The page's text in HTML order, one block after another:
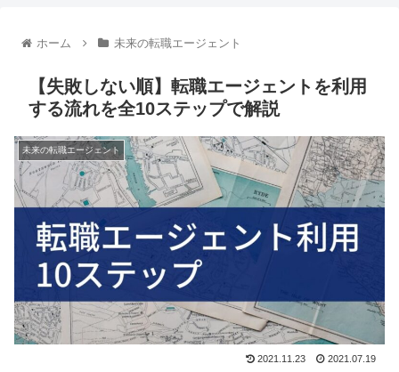
ホーム 未来の転職エージェント
【失敗しない順】転職エージェントを利用
する流れを全10ステップで解説
未来の転職エージェント
2021.11.23 2021.07.19